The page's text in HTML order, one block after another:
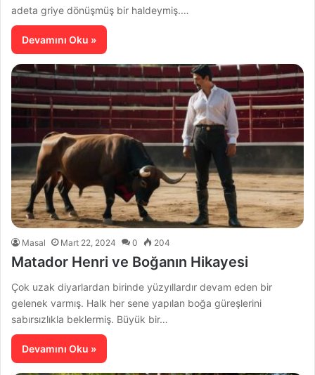
adeta griye dönüşmüş bir haldeymiş.…
Devamını Oku »
Masal Mart 22, 2024 0 204
Matador Henri ve Boğanın Hikayesi
Çok uzak diyarlardan birinde yüzyıllardır devam eden bir
gelenek varmış. Halk her sene yapılan boğa güreşlerini
sabırsızlıkla beklermiş. Büyük bir…
Devamını Oku »